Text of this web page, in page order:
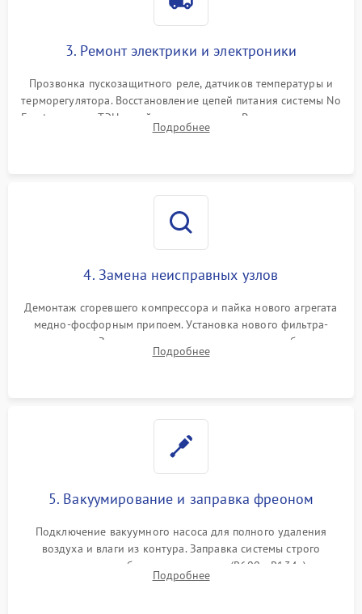
3. Ремонт электрики и электроники
Прозвонка пускозащитного реле, датчиков температуры и
терморегулятора. Восстановление цепей питания системы No
Frost, включая ТЭН оттайки и вентилятор. Ремонт или замена
платы управления при сбоях алгоритмов.
Подробнее
4. Замена неисправных узлов
Демонтаж сгоревшего компрессора и пайка нового агрегата
медно-фосфорным припоем. Установка нового фильтра-
осушителя. Замена изношенных вентиляторов обдува,
сломанных заслонок или поврежденных дверных петель.
Подробнее
5. Вакуумирование и заправка фреоном
Подключение вакуумного насоса для полного удаления
воздуха и влаги из контура. Заправка системы строго
дозированным объемом хладагента (R600a, R134a) по
электронным весам. Контроль рабочего давления в системе.
Подробнее